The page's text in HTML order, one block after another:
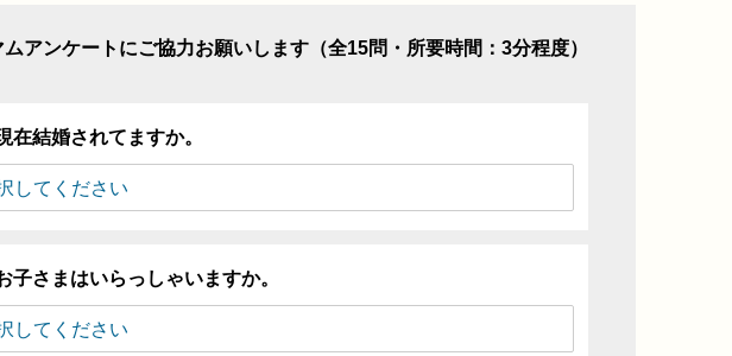
ムアンケートにご協力お願いします（全15問・所要時間：3分程度）
在結婚されてますか。
子さまはいらっしゃいますか。